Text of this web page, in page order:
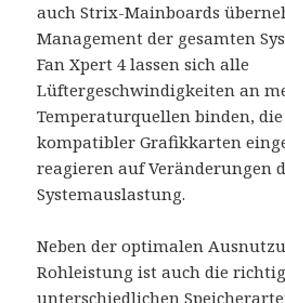
auch Strix-Mainboards
Management der gesamten
Fan Xpert 4 lassen sich alle
Lüftergeschwindigkeiten an
Temperaturquellen binden,
kompatibler Grafikkarten
reagieren auf Veränderungen
Systemauslastung.
Neben der optimalen
Rohleistung ist auch die
unterschiedlichen